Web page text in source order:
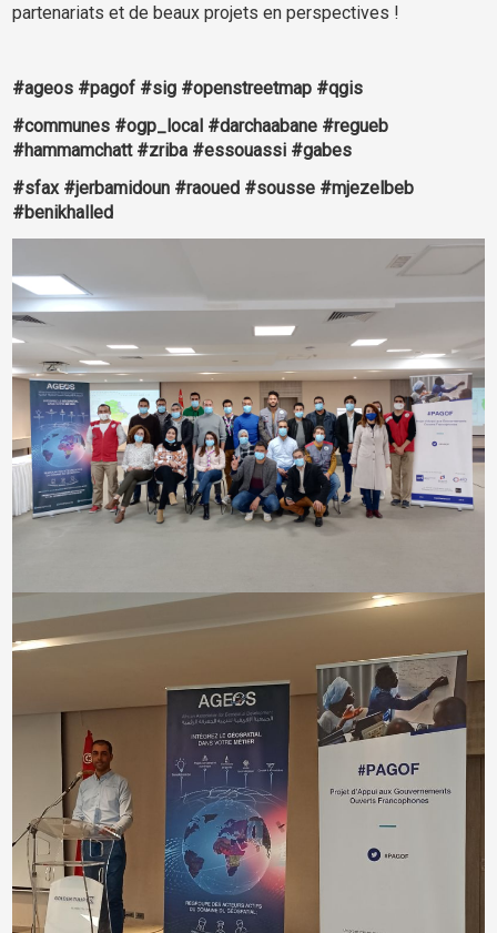
partenariats et de beaux projets en perspectives !
#ageos #pagof #sig #openstreetmap #qgis
#communes #ogp_local #darchaabane #regueb
#hammamchatt #zriba #essouassi #gabes
#sfax #jerbamidoun #raoued #sousse #mjezelbeb
#benikhalled